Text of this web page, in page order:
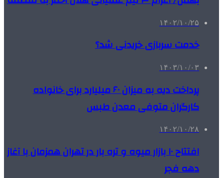
۱۴۰۲/۱۰/۲۵
خدمت سربازی خریدنی شد؟
۱۴۰۳/۱۰/۰۳
پرداخت دیه به میزان ۶۰ میلیارد برای خانواده
کارگران متوفی معدن طبس
۱۴۰۲/۱۰/۲۸
افتتاح ۱۰ بازار میوه و تره بار در تهران همزمان با آغاز
دهه فجر